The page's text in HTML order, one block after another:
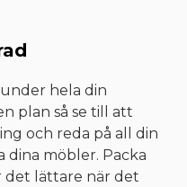
hela din
plan så se till att
och reda på all din
möbler. Packa
det lättare när det